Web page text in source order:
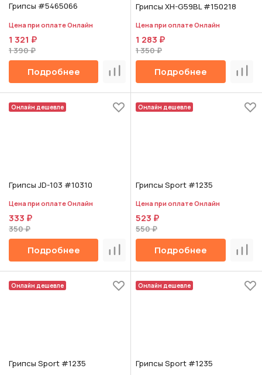
Грипсы #5465066
Цена при оплате Онлайн
1 321 ₽
1 390 ₽
Подробнее Сравнить
Грипсы XH-G59BL #150218
Цена при оплате Онлайн
1 283 ₽
1 350 ₽
Подробнее
Онлайн дешевле
Грипсы JD-103 #10310
Цена при оплате Онлайн
333 ₽
350 ₽
Подробнее Сравнить
Онлайн дешевле
Грипсы Sport #1235
Цена при оплате Онлайн
523 ₽
550 ₽
Подробнее
Онлайн дешевле
Грипсы Sport #1235
Онлайн дешевле
Грипсы Sport #1235